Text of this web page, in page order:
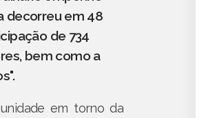
decorreu em 48
de 734
bem como a
em torno da